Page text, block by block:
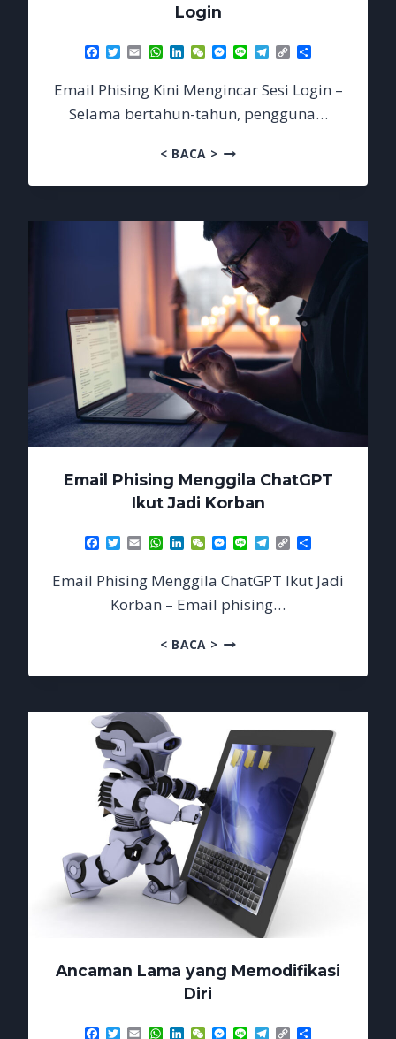
Login
Facebook
TwitterEmailWhatsApp
LinkedIn
WeChatMessenger
Line Telegram
Copy
Link
Email Phising Kini Mengincar Sesi Login –
Selama bertahun-tahun, pengguna…
< BACA >EMAIL
KINI
SESI
LOGIN
Email Phising Menggila ChatGPT
Ikut Jadi Korban
Facebook
TwitterEmailWhatsApp
LinkedIn
WeChatMessenger
Line Telegram
Copy
Link
Email Phising Menggila ChatGPT Ikut Jadi
Korban – Email phising…
< BACA >EMAIL
MENGGILA
IKUT
JADI
KORBAN
Ancaman Lama yang Memodifikasi
Diri
Facebook
TwitterEmailWhatsApp
LinkedIn
WeChatMessenger
Line Telegram
Copy